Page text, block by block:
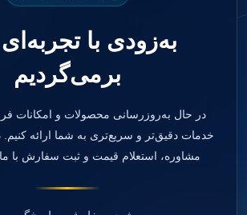
به‌زودی با تجربه‌ای
برمی‌گردیم
در حال به‌روزرسانی محصولات و امکانات
خدمات دقیق‌تر و سریع‌تری به شما ارائه
مشاوره، استعلام قیمت و ثبت سفارش با ما
صفحه اصلی
دندانپزشکی
مواد ترمیمی
کامپوزیت
کامپوزیت فلو
اسید اچ
باندینگ
بلیچینگ